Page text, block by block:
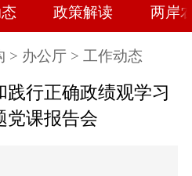
政策解读 两岸
> 办公厅> 工作动态
践行正确政绩观学习
党课报告会